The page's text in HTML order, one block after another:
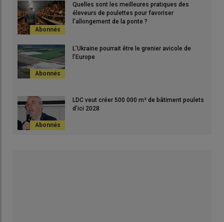
Quelles sont les meilleures pratiques des
éleveurs de poulettes pour favoriser
l’allongement de la ponte ?
L’Ukraine pourrait être le grenier avicole de
l’Europe
LDC veut créer 500 000 m² de bâtiment poulets
d’ici 2028